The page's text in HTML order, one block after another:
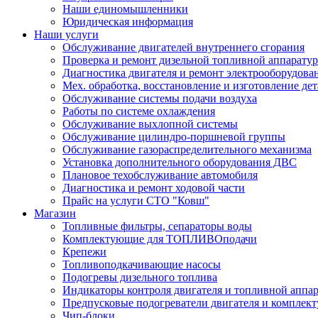
Наши единомышленники
Юридическая информация
Наши услуги
Обслуживание двигателей внутреннего сгорания
Проверка и ремонт дизельной топливной
Диагностика двигателя и ремонт
Мех. обработка, восстановление и изготовление
Обслуживание системы подачи воздуха
Работы по системе охлаждения
Обслуживание выхлопной системы
Обслуживание цилиндро-поршневой группы
Обслуживание газораспределительного механизма
Установка дополнительного оборудования ДВС
Плановое техобслуживание автомобиля
Диагностика и ремонт ходовой части
Прайс на услуги СТО "Ковш"
Магазин
Топливные фильтры, сепараторы воды
Комплектующие для ТОПЛИВОподачи
Крепежи
Топливоподкачивающие насосы
Подогревы дизельного топлива
Индикаторы контроля двигателя и топливной
Предпусковые подогреватели двигателя и
Чип-блоки